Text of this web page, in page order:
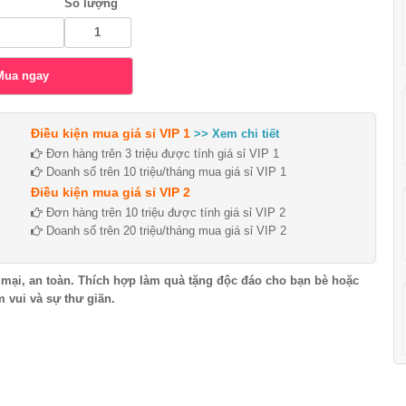
Số lượng
Điều kiện mua giá sỉ VIP 1 >> Xem chi tiết
Đơn hàng trên 3 triệu được tính giá sỉ VIP 1
Doanh số trên 10 triệu/tháng mua giá sỉ VIP 1
Điều kiện mua giá sỉ VIP 2
Đơn hàng trên 10 triệu được tính giá sỉ VIP 2
Doanh số trên 20 triệu/tháng mua giá sỉ VIP 2
an toàn. Thích hợp làm quà tặng độc đáo cho bạn bè hoặc
vui và sự thư giãn.